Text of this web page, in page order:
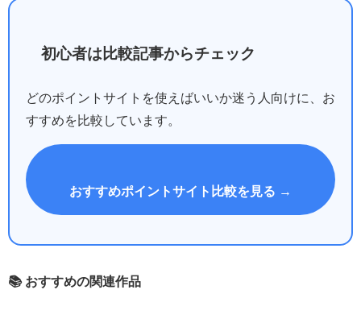
初心者は比較記事からチェック
どのポイントサイトを使えばいいか迷う人向けに、お
すすめを比較しています。
おすすめポイントサイト比較を見る →
📚 おすすめの関連作品